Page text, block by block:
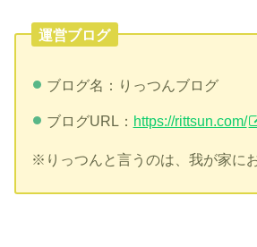
運営ブログ
ブログ名：りっつんブログ
ブログURL： https://rittsun.com/
※りっつんと言うのは、我が家に